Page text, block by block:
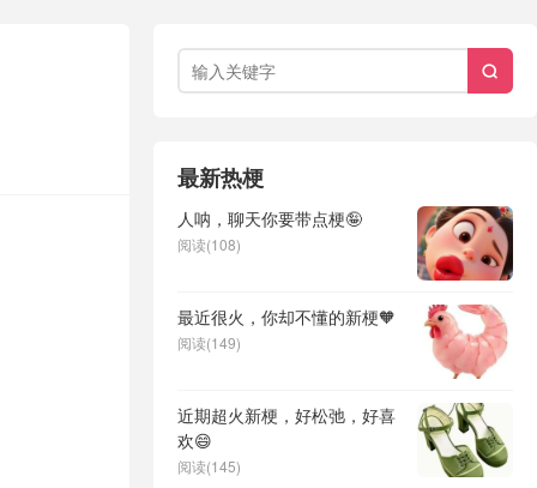

最新热梗
人呐，聊天你要带点梗🤪
阅读(108)
最近很火，你却不懂的新梗🧡
阅读(149)
近期超火新梗，好松弛，好喜
欢😄
阅读(145)